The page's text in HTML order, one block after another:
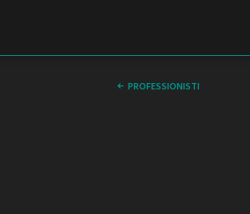
PROFESSIONISTI